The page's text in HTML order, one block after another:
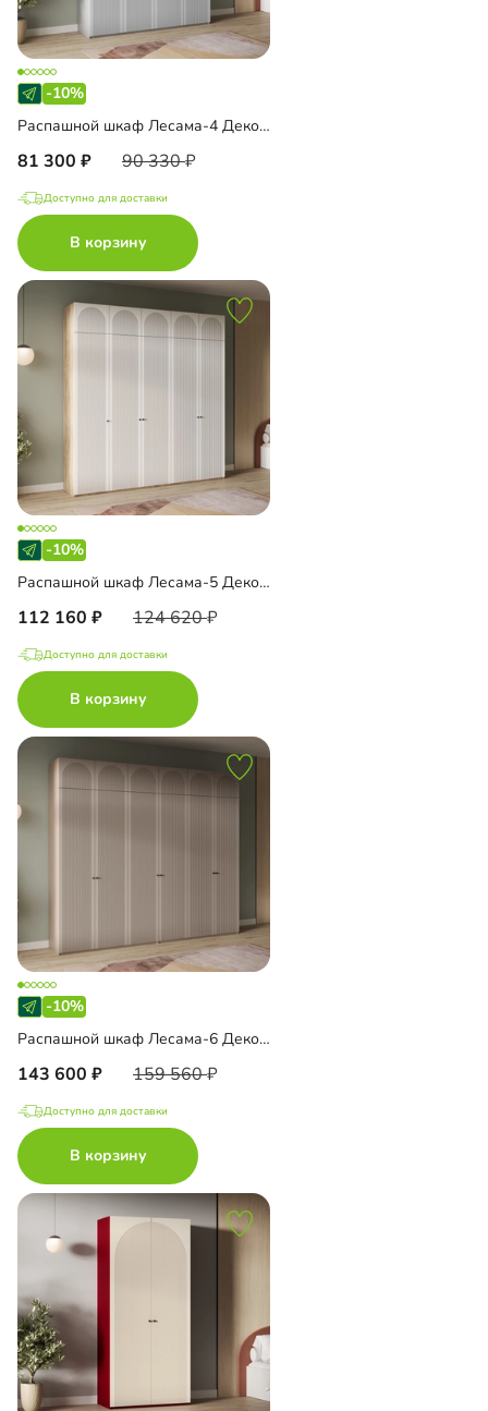
-10%
Распашной шкаф Лесама-4 Декор 1 с антресолью
81 300 90 330
Доступно для доставки
В корзину
-10%
Распашной шкаф Лесама-5 Декор 1 с антресолью
112 160 124 620
Доступно для доставки
В корзину
-10%
Распашной шкаф Лесама-6 Декор 1 с антресолью
143 600 159 560
Доступно для доставки
В корзину